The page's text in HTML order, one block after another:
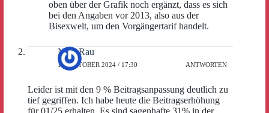
oben über der Grafik noch ergänzt, dass es sich
bei den Angaben vor 2013, also aus der
Bisexwelt, um den Vorgängertarif handelt.
Nico Rau
17. OKTOBER 2024 / 17:30 ANTWORTEN
Leider ist mit den 9 % Beitragsanpassung deutlich zu
tief gegriffen. Ich habe heute die Beitragserhöhung
für 01/25 erhalten. Es sind sagenhafte 31% in der